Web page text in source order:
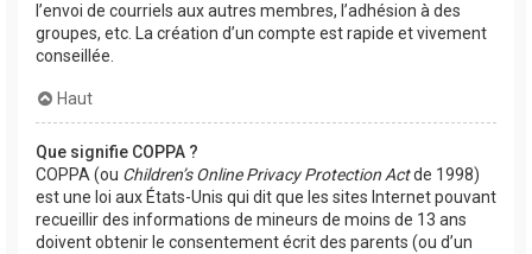
l’envoi de courriels aux autres membres, l’adhésion à des
groupes, etc. La création d’un compte est rapide et vivement
conseillée.
Haut
Que signifie COPPA ?
COPPA (ou Children’s Online Privacy Protection Actde 1998)
est une loi aux États-Unis qui dit que les sites Internet pouvant
recueillir des informations de mineurs de moins de 13 ans
doivent obtenir le consentement écrit des parents (ou d’un